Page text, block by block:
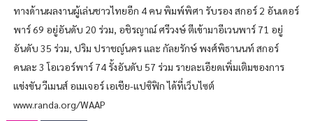
ทางด้านผลงานผู้เล่นชาวไทยอีก 4 คน พิมพ์พิศา รับรอง สกอร์ 2 อันเดอร์
พาร์ 69 อยู่อันดับ 20 ร่วม, อชิรญาณ์ ศรีวงษ์ ตีเข้ามาอีเวนพาร์ 71 อยู่
อันดับ 35 ร่วม, ปริม ปราชญ์นคร และ กัลยรักษ์​ พงศ์พิธานนท์ สกอร์
คนละ 3 โอเวอร์พาร์ 74 รั้งอันดับ 57 ร่วม รายละเอียดเพิ่มเติมของการ
แข่งขัน วีเมนส์ อเมเจอร์ เอเชีย-แปซิฟิก ได้ที่เว็บไซต์
www.randa.org/WAAP